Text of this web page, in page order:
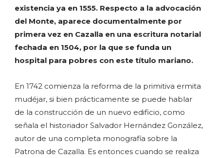
existencia ya en 1555. Respecto a la advocación
del Monte, aparece documentalmente por
primera vez en Cazalla en una escritura notarial
fechada en 1504, por la que se funda un
hospital para pobres con este título mariano.
En 1742 comienza la reforma de la primitiva ermita
mudéjar, si bien prácticamente se puede hablar
de la construcción de un nuevo edificio, como
señala el historiador Salvador Hernández González,
autor de una completa monografía sobre la
Patrona de Cazalla. Es entonces cuando se realiza